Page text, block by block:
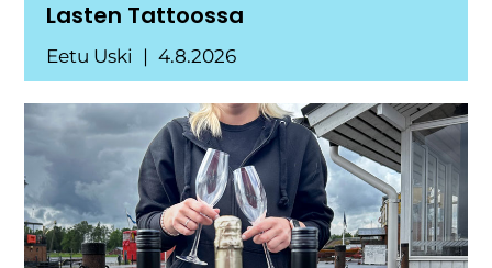
Lasten Tattoossa
Eetu Uski 4.8.2026